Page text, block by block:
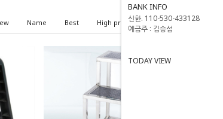
BANK INFO
신한. 110-530-433128
예금주 : 김승섭
TODAY VIEW
Name Best High price Low price